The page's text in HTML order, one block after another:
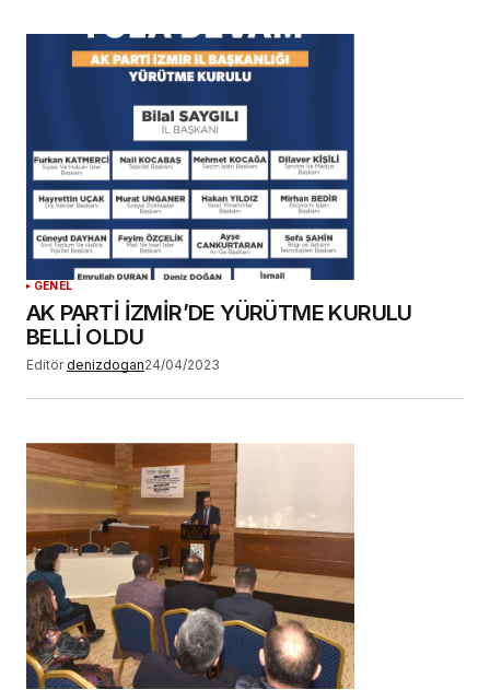
GENEL
AK PARTİ İZMİR’DE YÜRÜTME KURULU
BELLİ OLDU
Editör denizdogan24/04/2023